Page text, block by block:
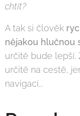
chtít?
A tak si člověk
nějakou hlučnou
určitě bude lepší.
určitě na cestě,
navigací...